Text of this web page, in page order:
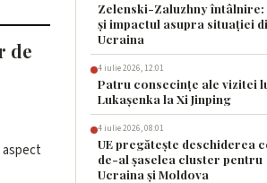
de
Zelenski-Zaluzhny întâlnire:
și impactul asupra situației
Ucraina
4 iulie 2026, 12:01
Patru consecințe ale vizitei
Lukașenka la Xi Jinping
4 iulie 2026, 08:01
UE pregătește deschiderea
de-al șaselea cluster pentru
Ucraina și Moldova